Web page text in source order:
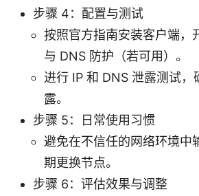
步骤 4：配置与测试
按照官方指南安装客户端，
与 DNS 防护（若可用）。
进行 IP 和 DNS 泄露测试，
露。
步骤 5：日常使用习惯
避免在不信任的网络环境中
期更换节点。
步骤 6：评估效果与调整